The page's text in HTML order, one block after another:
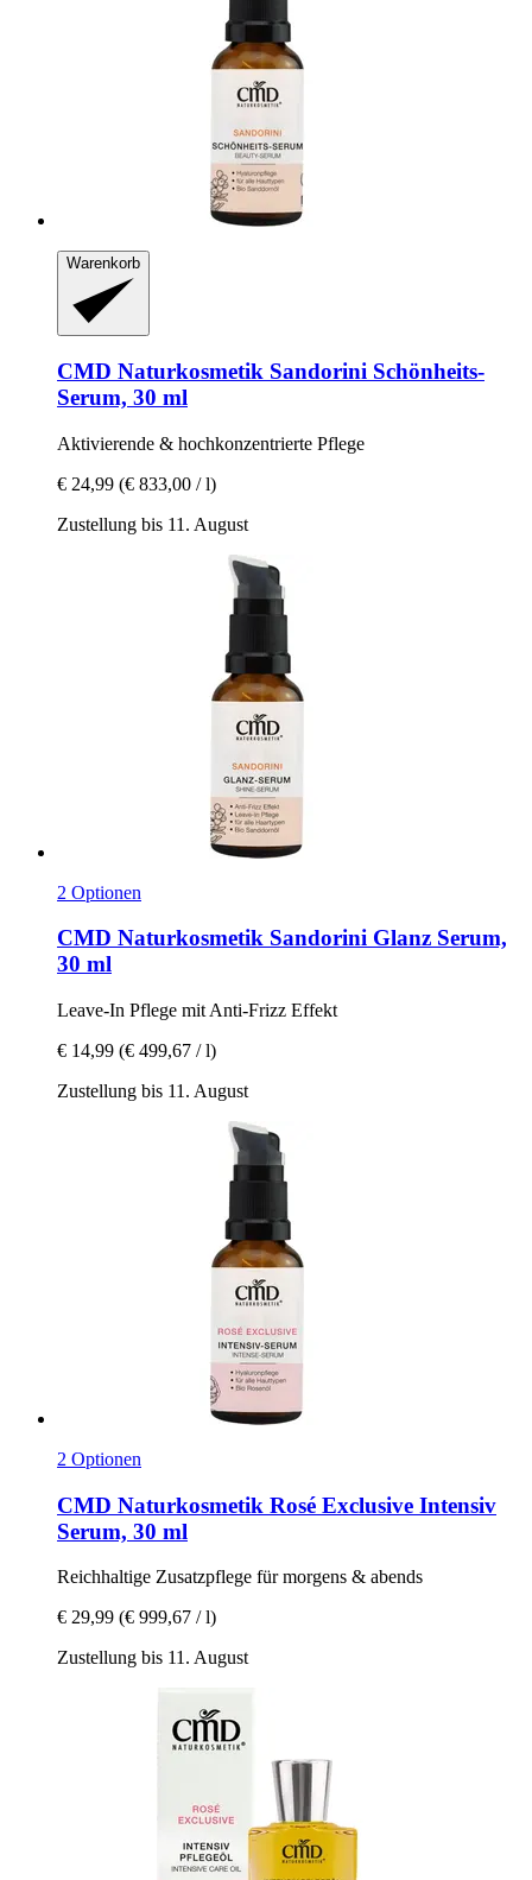
Warenkorb
CMD Naturkosmetik Sandorini Schönheits-​
Serum, 30 ml
Aktivierende & hochkonzentrierte Pflege
€ 24,99 (€ 833,00 / l)
Zustellung bis 11. August
2 Optionen
CMD Naturkosmetik Sandorini Glanz Serum,
30 ml
Leave-​In Pflege mit Anti-​Frizz Effekt
€ 14,99 (€ 499,67 / l)
Zustellung bis 11. August
2 Optionen
CMD Naturkosmetik Rosé Exclusive Intensiv
Serum, 30 ml
Reichhaltige Zusatzpflege für morgens & abends
€ 29,99 (€ 999,67 / l)
Zustellung bis 11. August